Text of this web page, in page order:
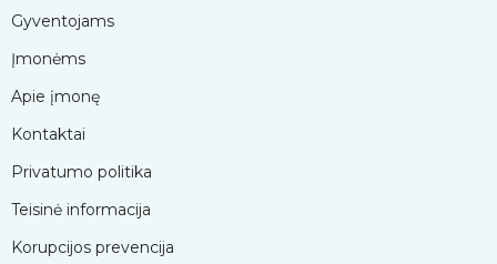
Gyventojams
Įmonėms
Apie įmonę
Kontaktai
Privatumo politika
Teisinė informacija
Korupcijos prevencija